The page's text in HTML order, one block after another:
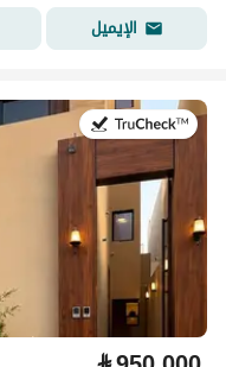
الإيميل
في:9 يوليو 2026